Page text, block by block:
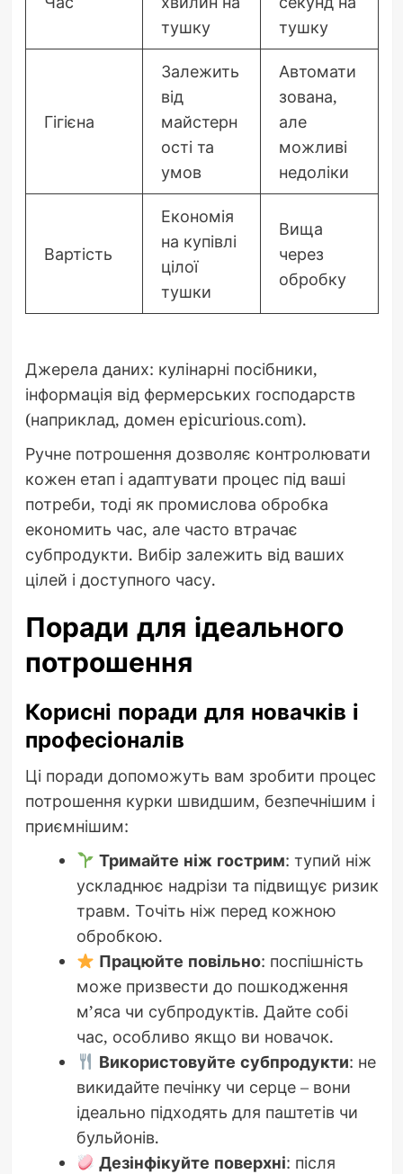
тушку
тушку
Гігієна
Залежить
від
майстерн
ості та
умов
Автомати
зована,
але
можливі
недоліки
Вартість
Економія
на купівлі
цілої
тушки
Вища
через
обробку
Джерела даних: кулінарні посібники,
інформація від фермерських господарств
(наприклад, домен epicurious.com).
Ручне потрошення дозволяє контролювати
кожен етап і адаптувати процес під ваші
потреби, тоді як промислова обробка
економить час, але часто втрачає
субпродукти. Вибір залежить від ваших
цілей і доступного часу.
Поради для ідеального
потрошення
Корисні поради для новачків і
професіоналів
Ці поради допоможуть вам зробити процес
потрошення курки швидшим, безпечнішим і
приємнішим:
Тримайте ніж гострим: тупий ніж
ускладнює надрізи та підвищує ризик
травм. Точіть ніж перед кожною
обробкою.
Працюйте повільно: поспішність
може призвести до пошкодження
м’яса чи субпродуктів. Дайте собі
час, особливо якщо ви новачок.
Використовуйте субпродукти: не
викидайте печінку чи серце – вони
ідеально підходять для паштетів чи
бульйонів.
Дезінфікуйте поверхні: після